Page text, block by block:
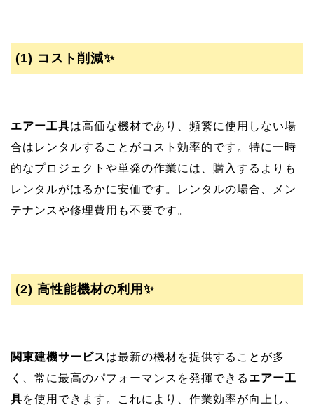
(1) コスト削減✨
エアー工具は高価な機材であり、頻繁に使用しない場
合はレンタルすることがコスト効率的です。特に一時
的なプロジェクトや単発の作業には、購入するよりも
レンタルがはるかに安価です。レンタルの場合、メン
テナンスや修理費用も不要です。
(2) 高性能機材の利用✨
関東建機サービスは最新の機材を提供することが多
く、常に最高のパフォーマンスを発揮できる エアー工
具を使用できます。これにより、作業効率が向上し、